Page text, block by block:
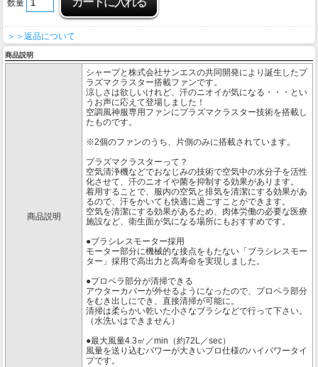
数量
＞＞返品について
商品説明
商品説明
シャープと株式会社サンエスの共同開発により誕生したプ
ラズマクラスター搭載ファンです。
涼しさは欲しいけれど、汗のニオイが気になる・・・とい
うお声に応えて登場しました！
空調風神服専用ファンにプラズマクラスター技術を搭載し
たものです。
※2個のファンのうち、片側のみに搭載されています。
プラズマクラスターって？
空気清浄機などでおなじみの技術で空気中の水分子を活性
化させて、汗のニオイや菌を抑制する効果があります。
着用することで、服内の空気と排気を清潔にする効果があ
るので、汗をかいても快適に過ごすことができます。
空気を清潔にする効果があるため、肉体労働の必要な医療
施設など、衛生面が気になる場所にもおすすめです。
●ブラシレスモーター採用
モーター部分に機械的な接点をもたない「ブラシレスモー
ター」採用で高出力と高寿命を実現しました。
●プロペラ部分が清掃できる
アウターカバーが外せるようになったので、プロペラ部分
をむき出しにでき、直接清掃が可能に。
清掃は柔らかい乾いた小さなブラシなどで行って下さい。
（水洗いはできません）
●最大風量4.3㎥／min（約72L／sec）
風量を送り込むパワーが大きいプロ仕様のハイパワータイ
プです。